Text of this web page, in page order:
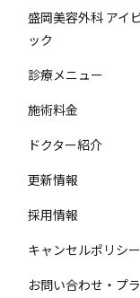
盛岡美容外科 アイ
ック
診療メニュー
施術料金
ドクター紹介
更新情報
採用情報
キャンセルポリシー
お問い合わせ・プ